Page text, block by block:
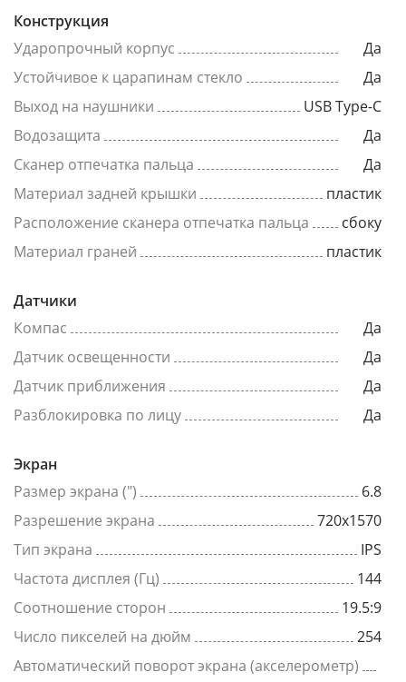
Конструкция
Ударопрочный корпус
Да
Устойчивое к царапинам стекло
Да
Выход на наушники
USB Type-C
Водозащита
Да
Сканер отпечатка пальца
Да
Материал задней крышки
пластик
Расположение сканера отпечатка пальца
сбоку
Материал граней
пластик
Датчики
Компас
Да
Датчик освещенности
Да
Датчик приближения
Да
Разблокировка по лицу
Да
Экран
Размер экрана (")
6.8
Разрешение экрана
720x1570
Тип экрана
IPS
Частота дисплея (Гц)
144
Соотношение сторон
19.5:9
Число пикселей на дюйм
254
Автоматический поворот экрана (акселерометр)